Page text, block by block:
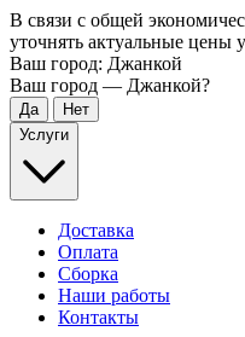
В связи с общей
уточнять актуальные цены
Ваш город: Джанкой
Ваш город — Джанкой?
Услуги
Доставка
Оплата
Сборка
Наши работы
Контакты